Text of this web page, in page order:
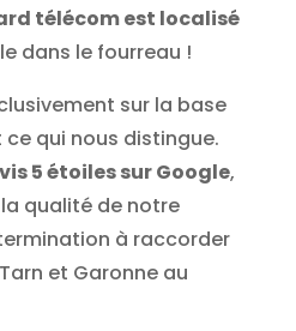
télécom est localisé
dans le fourreau !
sur la base
qui nous distingue.
5 étoiles sur Google,
qualité de notre
à raccorder
et Garonne au